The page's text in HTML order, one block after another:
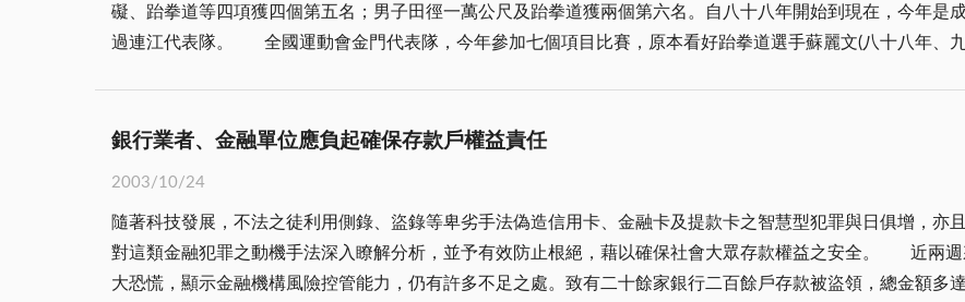
三、師克在和：為了打勝仗，各部隊都能和衷共濟，不計個人的權位名利。 胡將軍在「金門憶舊」一書中，談及他興建莒光樓的構想與選擇賴生明題字的經
過。他說，莒光樓建於民國四十二年，設計人是著名建築師沈學海先生，宮殿式而又金碧輝煌，不落俗套。紀
礙、跆拳道等四項獲四個第五名；男子田徑一萬公尺及跆拳道獲兩個第六名。自八十八年開始到現在，今年是
過連江代表隊。 全國運動會金門代表隊，今年參加七個項目比賽，原本看好跆拳道選手蘇麗文(八十八年、九十年全運會金牌)、林煥然、林佳潭、陳松琦(九十
銅牌獎十萬元)，而獎金最高排名第一的雲林縣也不過金牌三十萬元、銀牌十萬元、銅牌五萬元，照常理說，金門應該培
掘人才及培訓之不足，使得運動優秀選手斷層而接續無人，唯今之計，我們認為應積極長期培訓單項選手為宜。 籃球：金門籃球運動風氣一直熾熱，現今
常舉辦籃球比賽，不過好像好手越來越少，優秀選手更是數得出來。為了拯救金門籃球水準，亟須聘請台灣籃壇專家來金長期指導
金門曾狂熱的進行訓練及比賽，亦曾赴台參加全國桌球大賽，還打入決賽，有很好的成績，可是如今桌球技術
銀行業者、金融單位應負起確保存款戶權益責任
2003/10/24
隨著科技發展，不法之徒利用側錄、盜錄等卑劣手法偽造信用卡、金融卡及提款卡之智慧型犯罪與日俱增，亦
對這類金融犯罪之動機手法深入瞭解分析，並予有效防止根絕，藉以確保社會大眾存款權益之安全。 近兩週來，國內陸續發生金融卡盜領案件，造成存款戶極
大恐慌，顯示金融機構風險控管能力，仍有許多不足之處。致有二十餘家銀行二百餘戶存款被盜領，總金額多